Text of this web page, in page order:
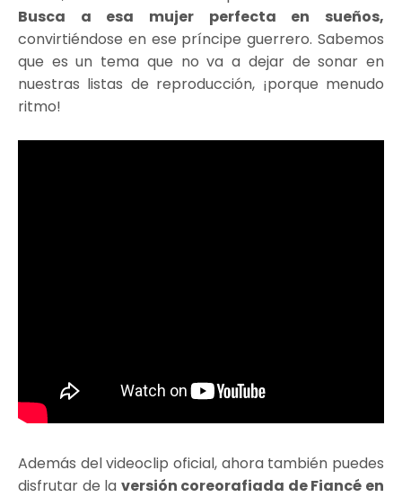
Busca a esa mujer perfecta en sueños,
convirtiéndose en ese príncipe guerrero. Sabemos
que es un tema que no va a dejar de sonar en
nuestras listas de reproducción, ¡porque menudo
ritmo!
Además del videoclip oficial, ahora también puedes
disfrutar de la versión coreorafiada de Fiancé en